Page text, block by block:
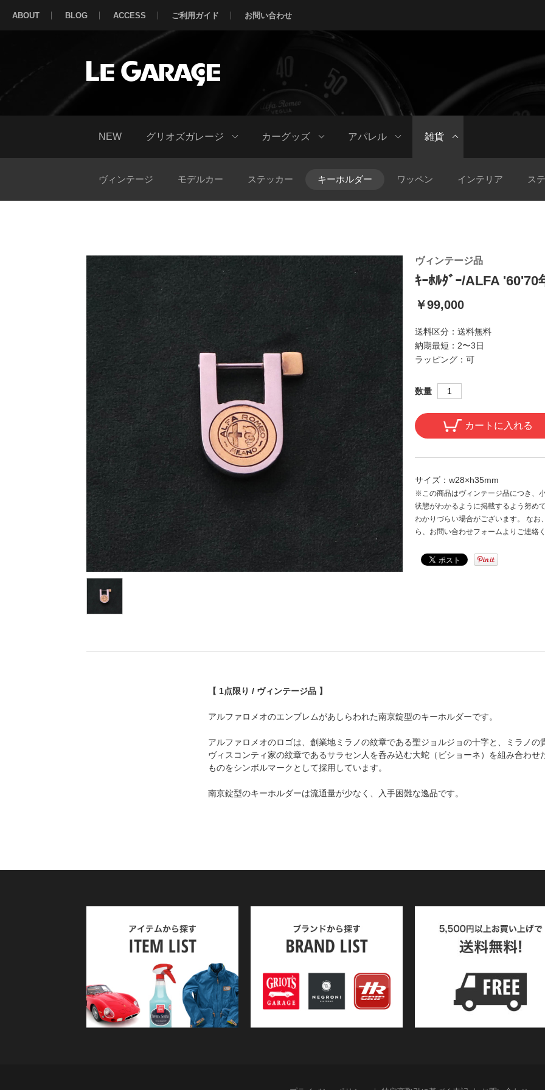
ABOUT BLOG ACCESS ご利用ガイド お問い合わせ
NEW グリオズガレージ カーグッズ アパレル 雑貨
ヴィンテージ モデルカー ステッカー キーホルダー ワッペン インテリア ス
ヴィンテージ品
ｷｰﾎﾙﾀﾞｰ/ALFA '60'70
￥99,000
送料区分： 送料無料
納期最短： 2〜3日
ラッピング： 可
数量
カートに入れる
サイズ： w28×h35mm
※この商品はヴィンテージ品につき、
状態がわかるように掲載するよう努め
わかりづらい場合がございます。 な
ら、お問い合わせフォームよりご連絡
【 1点限り / ヴィンテージ品 】
アルファロメオのエンブレムがあしらわれた南京錠型のキーホルダーです。
アルファロメオのロゴは、創業地ミラノの紋章である聖ジョルジョの十字と、ミラノの
ヴィスコンティ家の紋章であるサラセン人を呑み込む大蛇（ビショーネ）を組み合わせ
ものをシンボルマークとして採用しています。
南京錠型のキーホルダーは流通量が少なく、入手困難な逸品です。